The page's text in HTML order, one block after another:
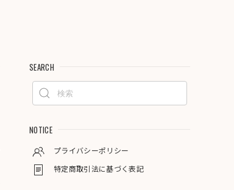
SEARCH
NOTICE
プライバシーポリシー
特定商取引法に基づく表記